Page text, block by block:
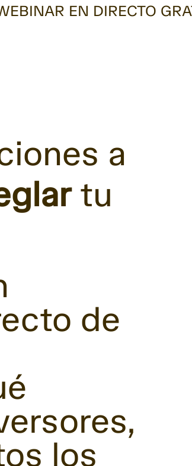
EN DIRECTO
a
tu
de
los